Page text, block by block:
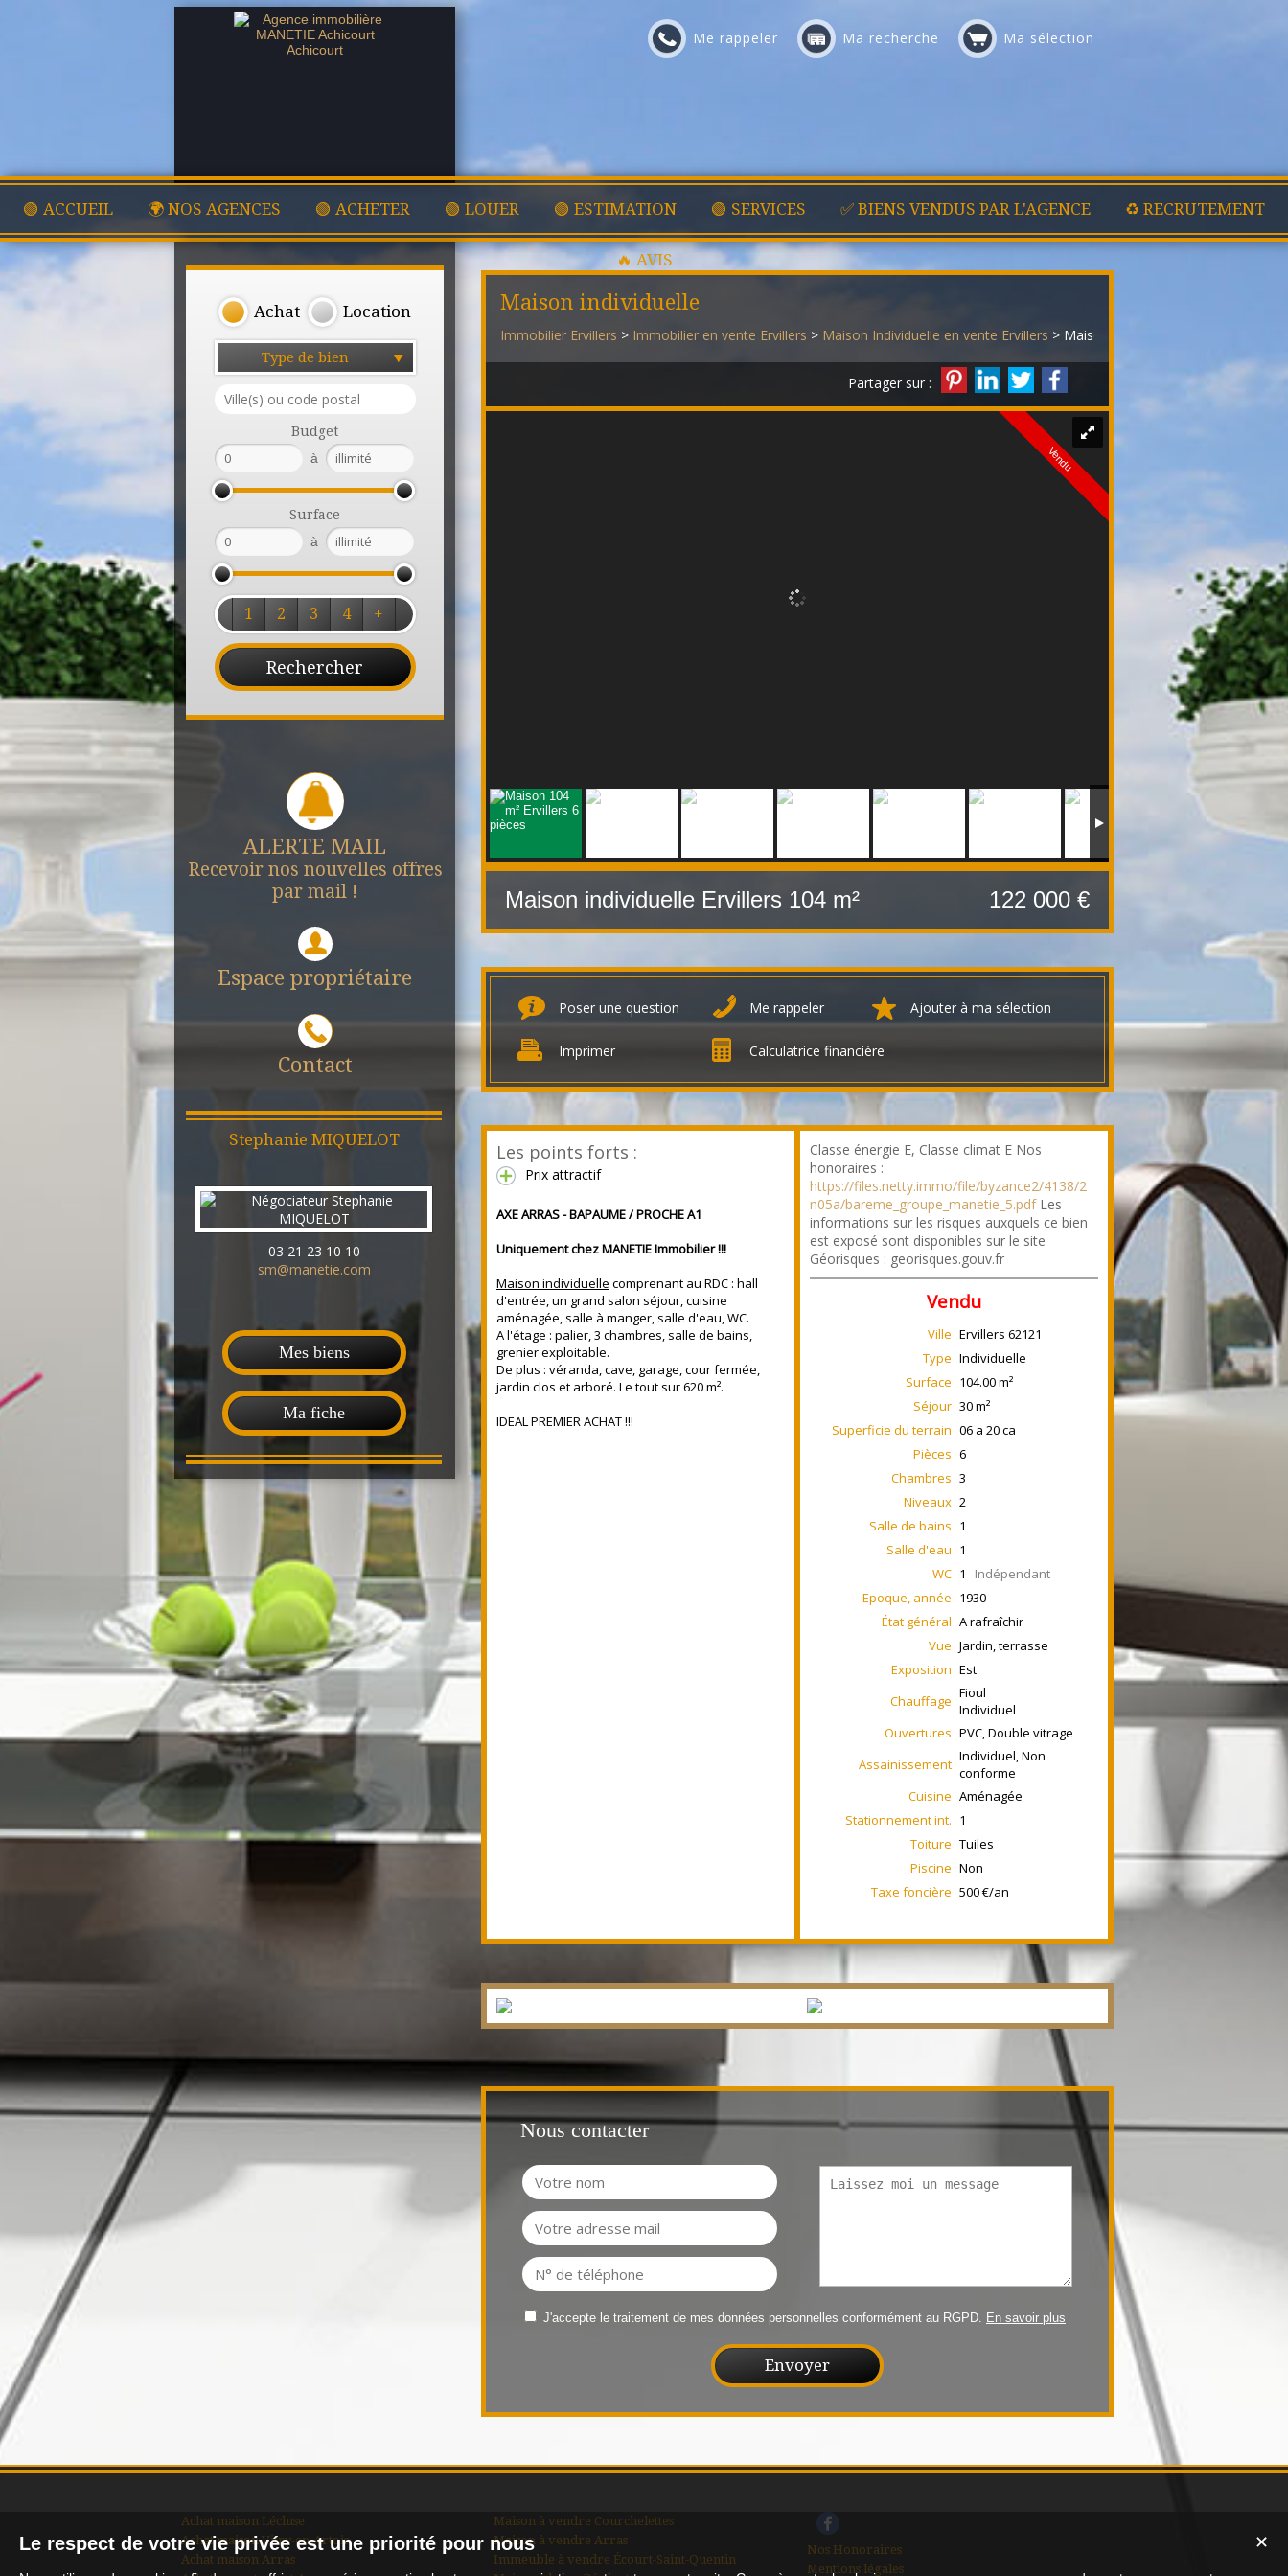
Me rappeler Ma recherche Ma sélection
🟢 ACCUEIL 🌍 NOS AGENCES 🟢 ACHETER 🟢 LOUER 🟢 ESTIMATION 🟢 SERVICES ✅ BIENS VENDUS PAR L'AGENCE ♻️ RECRUTEMENT
🔥 AVIS
Achat Location
Type de bien
Budget
à
Surface
à
1 2 3 4 +
ALERTE MAIL
Recevoir nos nouvelles offres
par mail !
Espace propriétaire
Contact
Stephanie MIQUELOT
03 21 23 10 10
sm@manetie.com
Mes biens
Ma fiche
Maison individuelle
Immobilier Ervillers > Immobilier en vente Ervillers > Maison Individuelle en vente Ervillers > Maison individuelle VM3942
Partager sur :
Vendu
Maison individuelle Ervillers 104 m² 122 000 €
Poser une question Me rappeler Ajouter à ma sélection
Imprimer Calculatrice financière
Les points forts :
Prix attractif
AXE ARRAS - BAPAUME / PROCHE A1
Uniquement chez MANETIE Immobilier !!!
Maison individuelle comprenant au RDC : hall
d'entrée, un grand salon séjour, cuisine
aménagée, salle à manger, salle d'eau, WC.
A l'étage : palier, 3 chambres, salle de bains,
grenier exploitable.
De plus : véranda, cave, garage, cour fermée,
jardin clos et arboré. Le tout sur 620 m².
IDEAL PREMIER ACHAT !!!
Classe énergie E, Classe climat E Nos
honoraires :
https://files.netty.immo/file/byzance2/4138/2
n05a/bareme_groupe_manetie_5.pdfLes
informations sur les risques auxquels ce bien
est exposé sont disponibles sur le site
Géorisques : georisques.gouv.fr
Vendu
Ville Ervillers 62121
Type Individuelle
Surface 104.00m²
Séjour 30m²
Superficie du terrain 06 a 20 ca
Pièces 6
Chambres 3
Niveaux 2
Salle de bains 1
Salle d'eau 1
WC 1 Indépendant
Epoque, année 1930
État général A rafraîchir
Vue Jardin, terrasse
Exposition Est
Chauffage Fioul
Individuel
Ouvertures PVC, Double vitrage
Assainissement Individuel, Non
conforme
Cuisine Aménagée
Stationnement int. 1
Toiture Tuiles
Piscine Non
Taxe foncière 500 €/an
Nous contacter
J'accepte le traitement de mes données personnelles conformément au RGPD. En savoir plus
Achat maison Lécluse
Achat maison Vitry-en-Artois
Achat maison Arras
Maison à vendre Courchelettes
Maison à vendre Arras
Immeuble à vendre Écourt-Saint-Quentin
Nos Honoraires
Mentions légales
✕
Le respect de votre vie privée est une priorité pour nous